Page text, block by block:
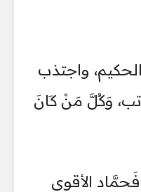
واجتذب
وَكُلَّ مَنْ كَانَ
الأقوى